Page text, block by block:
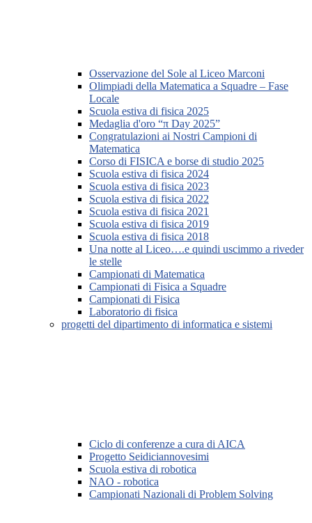
Osservazione del Sole al Liceo Marconi
Olimpiadi della Matematica a Squadre – Fase
Locale
Scuola estiva di fisica 2025
Medaglia d'oro “π Day 2025”
Congratulazioni ai Nostri Campioni di
Matematica
Corso di FISICA e borse di studio 2025
Scuola estiva di fisica 2024
Scuola estiva di fisica 2023
Scuola estiva di fisica 2022
Scuola estiva di fisica 2021
Scuola estiva di fisica 2019
Scuola estiva di fisica 2018
Una notte al Liceo….e quindi uscimmo a riveder
le stelle
Campionati di Matematica
Campionati di Fisica a Squadre
Campionati di Fisica
Laboratorio di fisica
progetti del dipartimento di informatica e sistemi
Ciclo di conferenze a cura di AICA
Progetto Seidiciannovesimi
Scuola estiva di robotica
NAO - robotica
Campionati Nazionali di Problem Solving